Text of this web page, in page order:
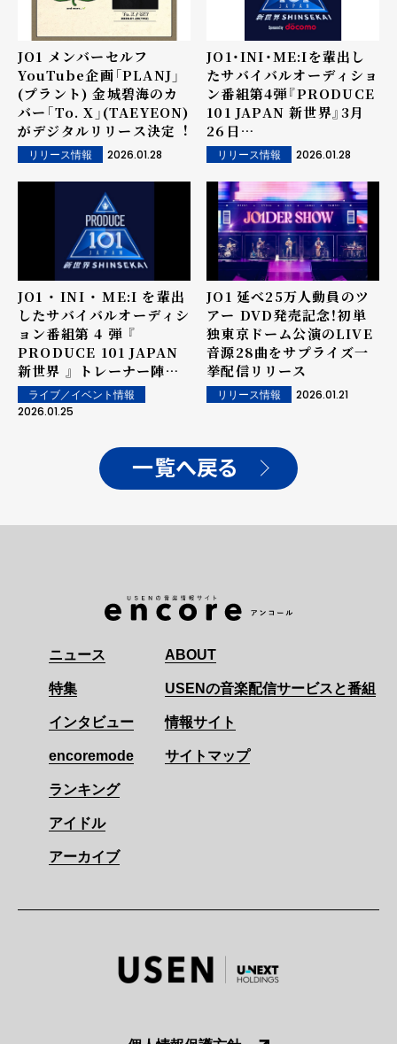
JO1 メンバーセルフ
YouTube企画「PLANJ」
(プラント) ⾦城碧海のカ
バー「To. X」(TAEYEON)
がデジタルリリース決定︕
リリース情報 2026.01.28
JO1・INI・ME:Iを輩出し
たサバイバルオーディショ
ン番組第4弾『PRODUCE
101 JAPAN 新世界』3月
26日
(木)21:00~「Lemino」に
て独占無料配信開始！グロ
ーバルK-POPコンテンツ
プラットフォーム「Mnet
Plus」での配信も決定
リリース情報 2026.01.28
JO1 ・ INI ・ ME:I を輩出
したサバイバルオーディシ
ョン番組第 4 弾 『
PRODUCE 101 JAPAN
新世界 』 トレーナー陣を
解禁 仲宗根梨乃、 Kevin
Woo 、 KAITA の参加が
ライブ／イベント情報
2026.01.25
JO1 延べ25万人動員のツ
アー DVD発売記念！初単
独東京ドーム公演のLIVE
音源28曲をサプライズ一
挙配信リリース
リリース情報 2026.01.21
一覧へ戻る
ニュース
特集
インタビュー
encoremode
ランキング
アイドル
アーカイブ
ABOUT
USENの音楽配信サービスと番組
情報サイト
サイトマップ